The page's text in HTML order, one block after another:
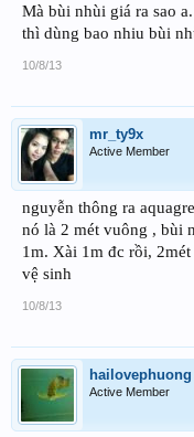
Mà bùi nhùi giá ra sao
thì dùng bao nhiu bùi
10/8/13
mr_ty9x
Active Member
nguyễn thông ra
nó là 2 mét vuông , bùi
1m. Xài 1m đc rồi,
vệ sinh
10/8/13
hailovephuong
Active Member